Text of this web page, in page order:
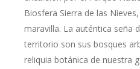
Biosfera Sierra de las
maravilla. La auténtica seña
territorio son sus bosques
reliquia botánica de nuestra